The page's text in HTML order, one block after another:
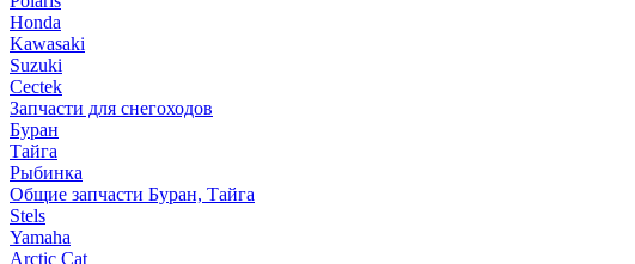
Honda
Kawasaki
Suzuki
Cectek
Запчасти для снегоходов
Буран
Тайга
Рыбинка
Общие запчасти Буран, Тайга
Stels
Yamaha
Arctic Cat